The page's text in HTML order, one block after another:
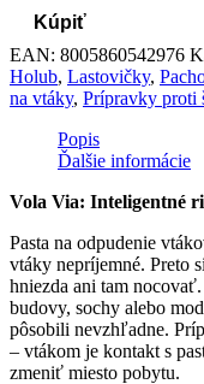
Kúpiť
EAN: 8005860542976
Holub, Lastovičky,
na vtáky, Prípravky proti
Popis
Ďalšie informácie
Vola Via: Inteligentné
Pasta na odpudenie
vtáky nepríjemné. Preto
hniezda ani tam
budovy, sochy alebo
pôsobili nevzhľadne.
– vtákom je kontakt s
zmeniť miesto pobytu.